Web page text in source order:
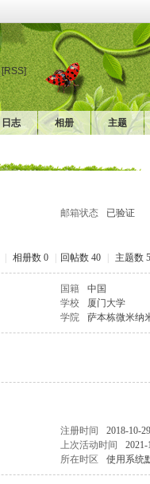
[RSS]
日志 相册 主题
邮箱状态
已验证
相册数 0 回帖数 40 主题数 5
国籍
中国
学校
厦门大学
学院 萨本栋微米纳
注册时间
2018-10-
上次活动时间
2021-
所在时区 使用系统